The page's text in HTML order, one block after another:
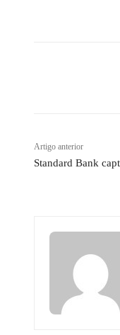
Artigo anterior
Standard Bank